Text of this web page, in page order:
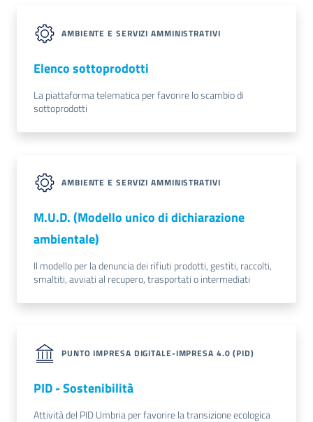
Seguici
AMBIENTE E SERVIZI AMMINISTRATIVI
Elenco sottoprodotti
La piattaforma telematica per favorire lo scambio di
sottoprodotti
AMBIENTE E SERVIZI AMMINISTRATIVI
M.U.D. (Modello unico di dichiarazione
ambientale)
Il modello per la denuncia dei rifiuti prodotti, gestiti, raccolti,
smaltiti, avviati al recupero, trasportati o intermediati
PUNTO IMPRESA DIGITALE-IMPRESA 4.0 (PID)
PID - Sostenibilità
Attività del PID Umbria per favorire la transizione ecologica